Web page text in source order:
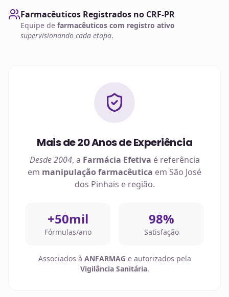
Farmacêuticos Registrados no CRF-PR
Equipe de farmacêuticos com registro ativo
supervisionando cada etapa.
Mais de 20 Anos de Experiência
Desde 2004, a Farmácia Efetiva é referência
em manipulação farmacêutica em São José
dos Pinhais e região.
+50mil
Fórmulas/ano
98%
Satisfação
Associados à ANFARMAG e autorizados pela
Vigilância Sanitária.